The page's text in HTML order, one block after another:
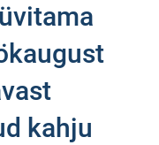
kahju